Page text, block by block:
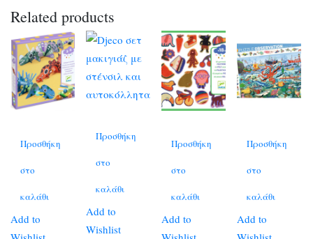
Related products
Προσθήκη
στο
καλάθι
Add to
Προσθήκη
στο
καλάθι
Add to
Wishlist
Προσθήκη
στο
καλάθι
Add to
Προσθήκη
στο
καλάθι
Add to